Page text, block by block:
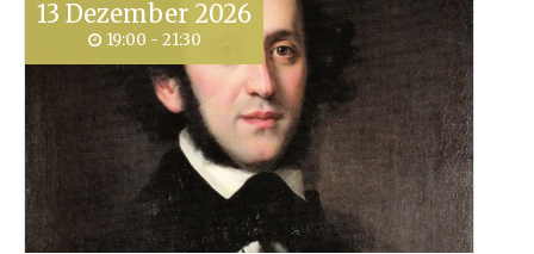
13 Dezember 2026
19:00 - 21:30